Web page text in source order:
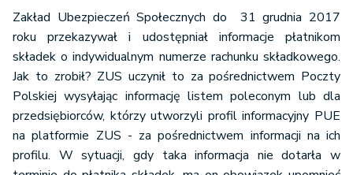
Zakład Ubezpieczeń Społecznych do 31 grudnia 2017
roku przekazywał i udostępniał informacje płatnikom
składek o indywidualnym numerze rachunku składkowego.
Jak to zrobił? ZUS uczynił to za pośrednictwem Poczty
Polskiej wysyłając informację listem poleconym lub dla
przedsiębiorców, którzy utworzyli profil informacyjny PUE
na platformie ZUS - za pośrednictwem informacji na ich
profilu. W sytuacji, gdy taka informacja nie dotarła w